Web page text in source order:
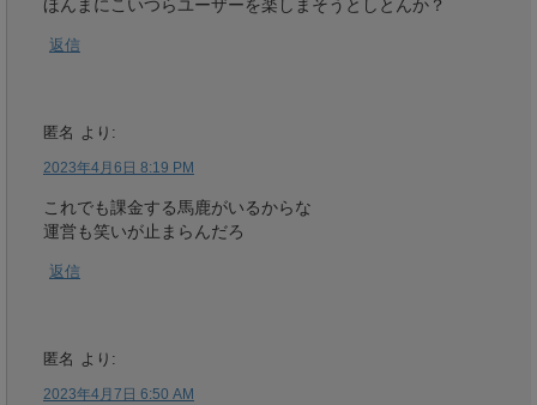
ほんまにこいつらユーザーを楽しまそうとしとんか？
返信
匿名 より:
2023年4月6日 8:19 PM
これでも課金する馬鹿がいるからな
運営も笑いが止まらんだろ
返信
匿名 より:
2023年4月7日 6:50 AM